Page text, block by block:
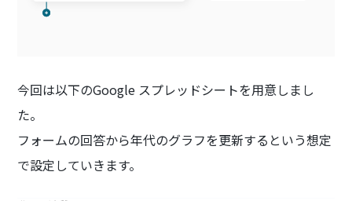
今回は以下のGoogle スプレッドシートを用意しまし
た。
フォームの回答から年代のグラフを更新するという想定
で設定していきます。